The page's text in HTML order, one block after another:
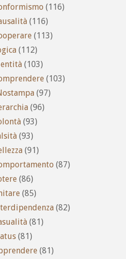
(116)
(116)
(113)
(112)
(103)
(103)
(97)
(96)
(93)
(93)
(91)
(87)
(86)
(85)
(82)
(81)
(81)
(81)